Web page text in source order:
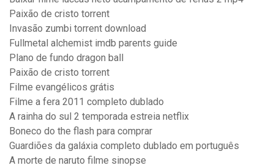
Paixão de cristo torrent
Invasão zumbi torrent download
Fullmetal alchemist imdb parents guide
Plano de fundo dragon ball
Paixão de cristo torrent
Filme evangélicos grátis
Filme a fera 2011 completo dublado
A rainha do sul 2 temporada estreia netflix
Boneco do the flash para comprar
Guardiões da galáxia completo dublado em português
A morte de naruto filme sinopse